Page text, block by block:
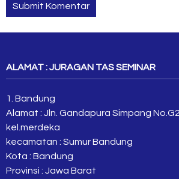
ALAMAT : JURAGAN TAS SEMINAR
1. Bandung
Alamat : Jln. Gandapura Simpang
kel.merdeka
kecamatan : Sumur Bandung
Kota : Bandung
Provinsi : Jawa Barat